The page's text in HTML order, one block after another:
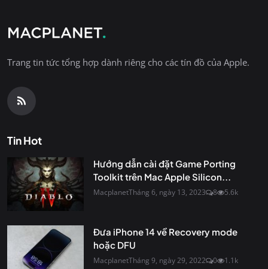
Trang tin tức tổng hợp dành riêng cho các tín đồ của Apple.
Tin Hot
Hướng dẫn cài đặt Game Porting
Toolkit trên Mac Apple Silicon...
MacplanetTháng 6, ngày 13, 2023 8 5.6k
Đưa iPhone 14 về Recovery mode
hoặc DFU
MacplanetTháng 9, ngày 29, 2022 0 1.1k